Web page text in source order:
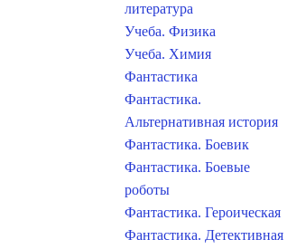
литература
Учеба. Физика
Учеба. Химия
Фантастика
Фантастика.
Альтернативная история
Фантастика. Боевик
Фантастика. Боевые
роботы
Фантастика. Героическая
Фантастика. Детективная